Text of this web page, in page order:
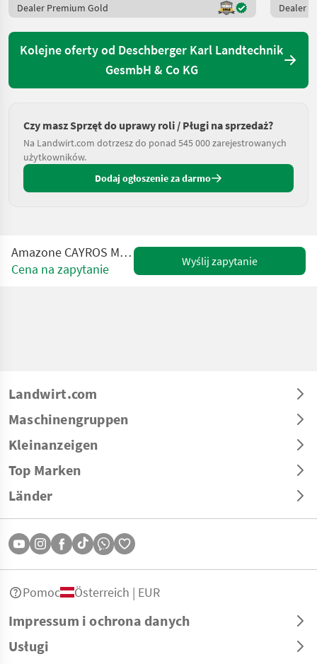
Dealer Premium Gold Dealer
Kolejne oferty od Deschberger Karl Landtechnik
GesmbH & Co KG
Czy masz Sprzęt do uprawy roli / Pługi na sprzedaż?
Na Landwirt.com dotrzesz do ponad 545 000 zarejestrowanych
użytkowników.
Dodaj ogłoszenie za darmo
Amazone CAYROS M4-1020 Volldrehpflug
Cena na zapytanie
Wyślij zapytanie
Landwirt.com
Maschinengruppen
Kleinanzeigen
Top Marken
Länder
Impressum i ochrona danych
Usługi
Pomoc Österreich | EUR